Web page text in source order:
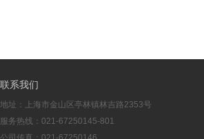
联系我们
地址：上海市金山区亭林镇林吉路2353号
服务热线：021-67250145-801